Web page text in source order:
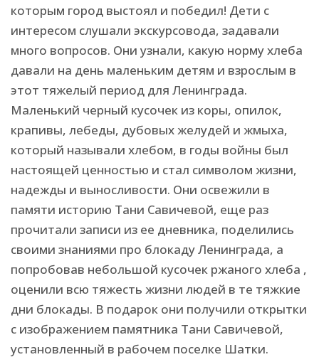
которым город выстоял и победил! Дети с
интересом слушали экскурсовода, задавали
много вопросов. Они узнали, какую норму хлеба
давали на день маленьким детям и взрослым в
этот тяжелый период для Ленинграда.
Маленький черный кусочек из коры, опилок,
крапивы, лебеды, дубовых желудей и жмыха,
который называли хлебом, в годы войны был
настоящей ценностью и стал символом жизни,
надежды и выносливости. Они освежили в
памяти историю Тани Савичевой, еще раз
прочитали записи из ее дневника, поделились
своими знаниями про блокаду Ленинграда, а
попробовав небольшой кусочек ржаного хлеба ,
оценили всю тяжесть жизни людей в те тяжкие
дни блокады. В подарок они получили открытки
с изображением памятника Тани Савичевой,
установленный в рабочем поселке Шатки.